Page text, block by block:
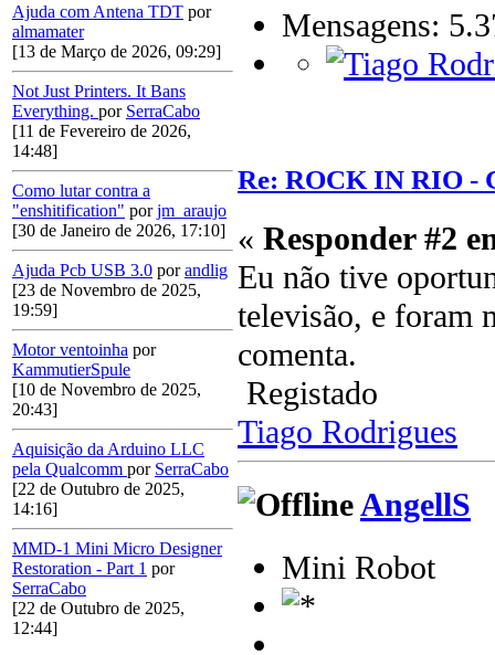
Ajuda com Antena TDT por
almamater
[13 de Março de 2026, 09:29]
Not Just Printers. It Bans
Everything. por SerraCabo
[11 de Fevereiro de 2026,
14:48]
Como lutar contra a
"enshitification" porjm_araujo
[30 de Janeiro de 2026, 17:10]
Ajuda Pcb USB 3.0 porandlig
[23 de Novembro de 2025,
19:59]
Motor ventoinha por
KammutierSpule
[10 de Novembro de 2025,
20:43]
Aquisição da Arduino LLC
pela Qualcomm por SerraCabo
[22 de Outubro de 2025,
14:16]
MMD-1 Mini Micro Designer
Restoration - Part 1 por
SerraCabo
[22 de Outubro de 2025,
12:44]
Mensagens:
Re: ROCK IN RIO -
« Responder #2
Eu não tive
televisão, e foram
comenta.
Registado
Tiago Rodrigues
AngellS
Mini Robot